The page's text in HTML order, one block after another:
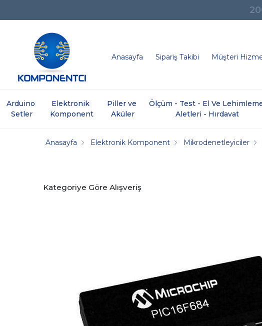
Anasayfa Sipariş Takibi Müşteri
Arduino
Setler
Elektronik
Komponent
Piller ve
Aküler
Ölçüm - Test - El Ve
Aletleri - Hırdavat
Anasayfa Elektronik Komponent Mikrodenetleyiciler
Kategoriye Göre Alışveriş